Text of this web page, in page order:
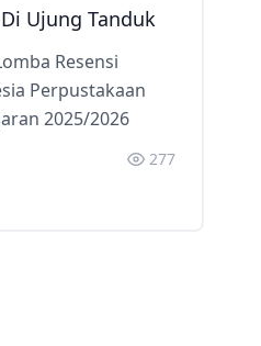
Ujung Tanduk
Resensi
Perpustakaan
2025/2026
277